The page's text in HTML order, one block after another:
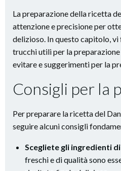
La preparazione della ricetta
attenzione e precisione per
delizioso. In questo capitolo,
trucchi utili per la
evitare e suggerimenti per la
Consigli per la
Per preparare la ricetta del
seguire alcuni consigli
Scegliete gli ingredienti
freschi e di qualità sono